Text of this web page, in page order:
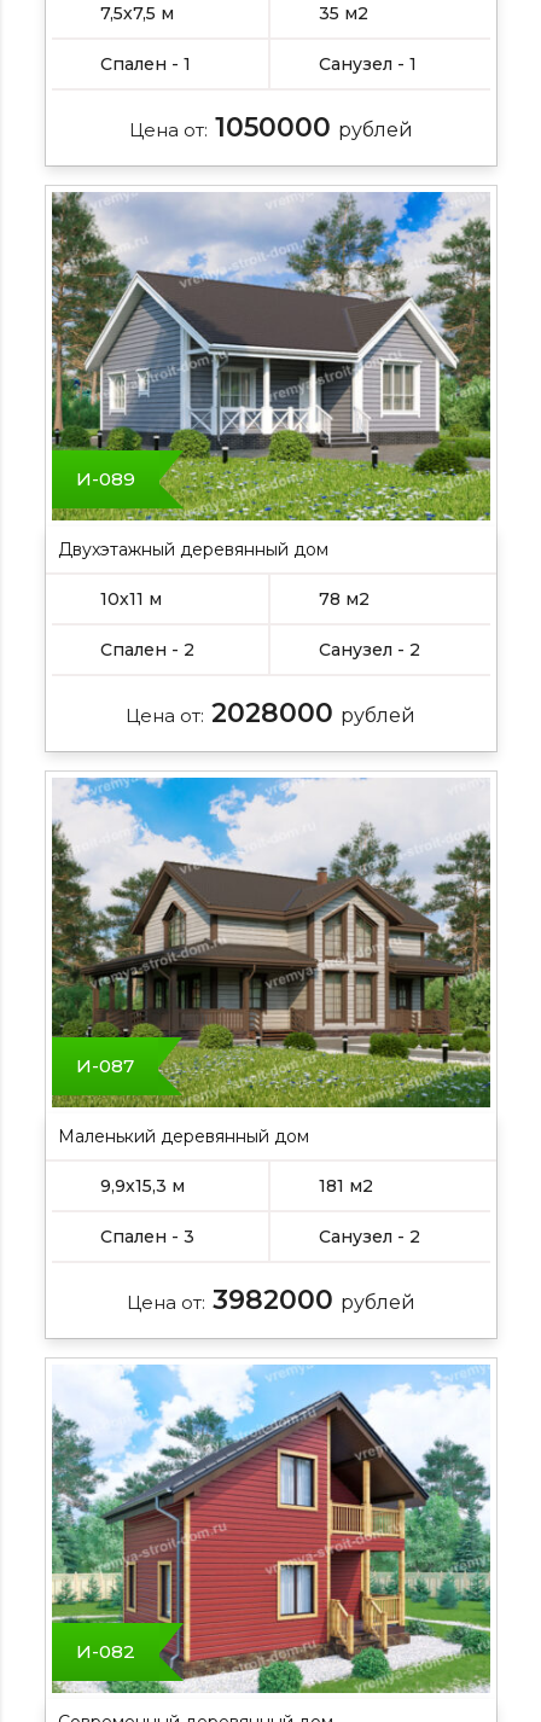
7,5х7,5 м 35 м2
Спален - 1 Санузел - 1
Цена от: 1050000 рублей
И-089
Двухэтажный деревянный дом
10х11 м 78 м2
Спален - 2 Санузел - 2
Цена от: 2028000 рублей
И-087
Маленький деревянный дом
9,9х15,3 м 181 м2
Спален - 3 Санузел - 2
Цена от: 3982000 рублей
И-082